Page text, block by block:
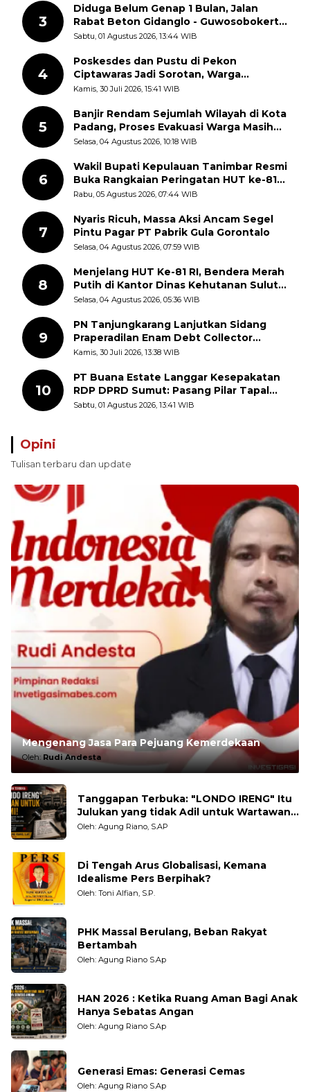
3
Diduga Belum Genap 1 Bulan, Jalan
Rabat Beton Gidanglo - Guwosobokerto
Sudah Pecah
Sabtu, 01 Agustus 2026, 13:44 WIB
4
Poskesdes dan Pustu di Pekon
Ciptawaras Jadi Sorotan, Warga
Keluhkan Fasilitas Terbengkalai dan
Kamis, 30 Juli 2026, 15:41 WIB
5
Banjir Rendam Sejumlah Wilayah di Kota
Padang, Proses Evakuasi Warga Masih
Berlangsung
Selasa, 04 Agustus 2026, 10:18 WIB
6
Wakil Bupati Kepulauan Tanimbar Resmi
Buka Rangkaian Peringatan HUT ke-81
Kemerdekaan RI, ASN Diajak Perkuat
Rabu, 05 Agustus 2026, 07:44 WIB
7
Nyaris Ricuh, Massa Aksi Ancam Segel
Pintu Pagar PT Pabrik Gula Gorontalo
Selasa, 04 Agustus 2026, 07:59 WIB
8
Menjelang HUT Ke-81 RI, Bendera Merah
Putih di Kantor Dinas Kehutanan Sulut
Disorot Warga
Selasa, 04 Agustus 2026, 05:36 WIB
9
PN Tanjungkarang Lanjutkan Sidang
Praperadilan Enam Debt Collector
dengan Pemeriksaan Saksi
Kamis, 30 Juli 2026, 13:38 WIB
10
PT Buana Estate Langgar Kesepakatan
RDP DPRD Sumut: Pasang Pilar Tapal
Batas Sepihak Tanpa Libatkan
Sabtu, 01 Agustus 2026, 13:41 WIB
Opini
Tulisan terbaru dan update
Mengenang Jasa Para Pejuang Kemerdekaan
Oleh:Rudi Andesta
Tanggapan Terbuka: "LONDO IRENG" Itu
Julukan yang tidak Adil untuk Wartawan,
Pengamat dan LSM
Oleh: Agung Riano, S.AP
Di Tengah Arus Globalisasi, Kemana
Idealisme Pers Berpihak?
Oleh: Toni Alfian, S.P.
PHK Massal Berulang, Beban Rakyat
Bertambah
Oleh: Agung Riano S.Ap
HAN 2026 : Ketika Ruang Aman Bagi Anak
Hanya Sebatas Angan
Oleh: Agung Riano S.Ap
Generasi Emas: Generasi Cemas
Oleh: Agung Riano S.Ap